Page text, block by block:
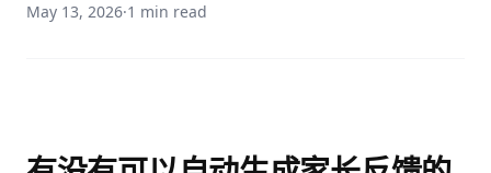
May 13, 2026·1 min read